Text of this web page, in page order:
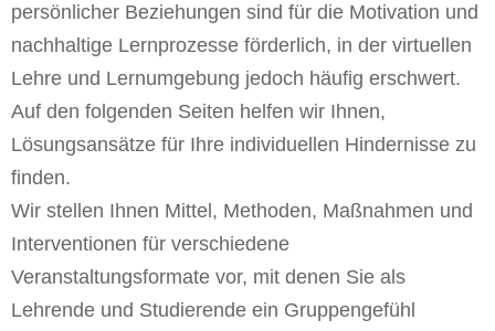
persönlicher Beziehungen sind für die Motivation und
nachhaltige Lernprozesse förderlich, in der virtuellen
Lehre und Lernumgebung jedoch häufig erschwert.
Auf den folgenden Seiten helfen wir Ihnen,
Lösungsansätze für Ihre individuellen Hindernisse zu
finden.
Wir stellen Ihnen Mittel, Methoden, Maßnahmen und
Interventionen für verschiedene
Veranstaltungsformate vor, mit denen Sie als
Lehrende und Studierende ein Gruppengefühl